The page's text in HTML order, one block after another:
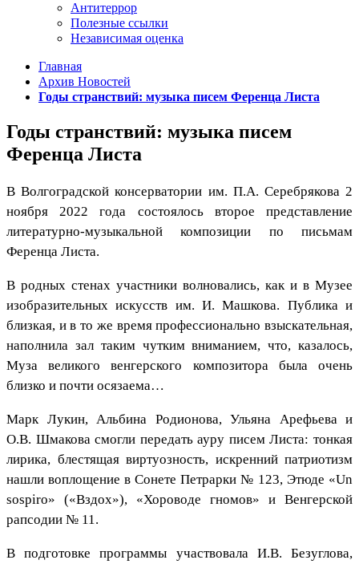
Антитеррор
Полезные ссылки
Независимая оценка
Главная
Архив Новостей
Годы странствий: музыка писем Ференца Листа
Годы странствий: музыка писем
Ференца Листа
В Волгоградской консерватории им. П.А. Серебрякова 2
ноября 2022 года состоялось второе представление
литературно-музыкальной композиции по письмам
Ференца Листа.
В родных стенах участники волновались, как и в Музее
изобразительных искусств им. И. Машкова. Публика и
близкая, и в то же время профессионально взыскательная,
наполнила зал таким чутким вниманием, что, казалось,
Муза великого венгерского композитора была очень
близко и почти осязаема…
Марк Лукин, Альбина Родионова, Ульяна Арефьева и
О.В. Шмакова смогли передать ауру писем Листа: тонкая
лирика, блестящая виртуозность, искренний патриотизм
нашли воплощение в Сонете Петрарки № 123, Этюде «Un
sospiro» («Вздох»), «Хороводе гномов» и Венгерской
рапсодии № 11.
В подготовке программы участвовала И.В. Безуглова,